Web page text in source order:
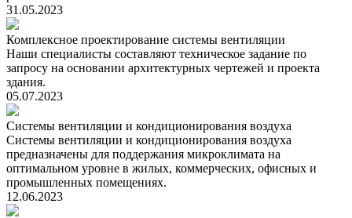
31.05.2023
Комплексное проектирование системы вентиляции
Наши специалисты составляют техническое задание по
запросу на основании архитектурных чертежей и проекта
здания.
05.07.2023
Системы вентиляции и кондиционирования воздуха
Системы вентиляции и кондиционирования воздуха
предназначены для поддержания микроклимата на
оптимальном уровне в жилых, коммерческих, офисных и
промышленных помещениях.
12.06.2023